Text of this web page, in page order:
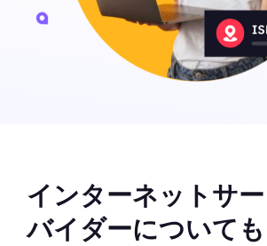
インターネットサ
バイダーについて